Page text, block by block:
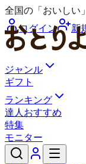
全国の「おいしい
ログイン
新
ジャンル
ギフト
ランキング
達人おすすめ
特集
モニター